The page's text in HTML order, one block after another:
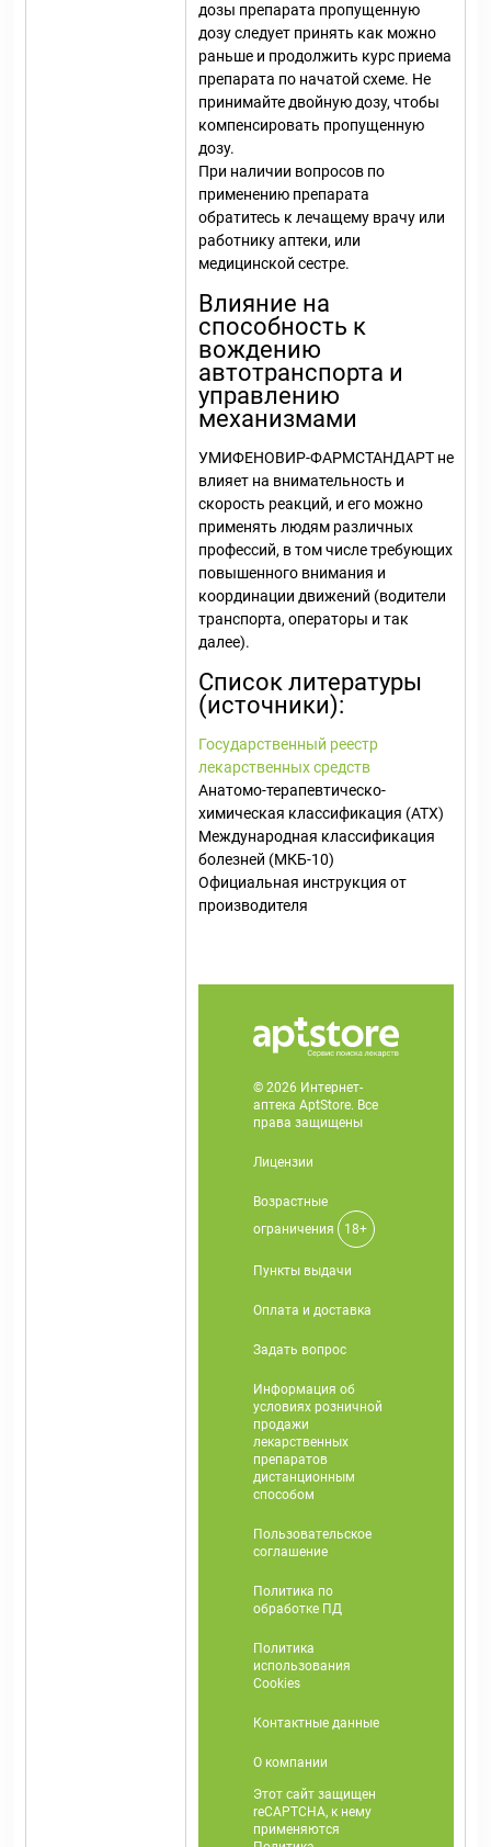
дозы препарата пропущенную
дозу следует принять как можно
раньше и продолжить курс приема
препарата по начатой схеме. Не
принимайте двойную дозу, чтобы
компенсировать пропущенную
дозу.
При наличии вопросов по
применению препарата
обратитесь к лечащему врачу или
работнику аптеки, или
медицинской сестре.
Влияние на
способность к
вождению
автотранспорта и
управлению
механизмами
УМИФЕНОВИР-ФАРМСТАНДАРТ не
влияет на внимательность и
скорость реакций, и его можно
применять людям различных
профессий, в том числе требующих
повышенного внимания и
координации движений (водители
транспорта, операторы и так
далее).
Список литературы
(источники):
Государственный реестр
лекарственных средств
Анатомо-терапевтическо-
химическая классификация (ATX)
Международная классификация
болезней (МКБ-10)
Официальная инструкция от
производителя
© 2026 Интернет-
аптека AptStore. Все
права защищены
Лицензии
Возрастные
ограничения
18+
Пункты выдачи
Оплата и доставка
Задать вопрос
Информация об
условиях розничной
продажи
лекарственных
препаратов
дистанционным
способом
Пользовательское
соглашение
Политика по
обработке ПД
Политика
использования
Cookies
Контактные данные
О компании
Этот сайт защищен
reCAPTCHA, к нему
применяются